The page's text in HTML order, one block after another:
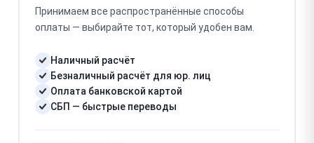
Принимаем все распространённые способы
оплаты — выбирайте тот, который удобен вам.
Наличный расчёт
Безналичный расчёт для юр. лиц
Оплата банковской картой
СБП — быстрые переводы